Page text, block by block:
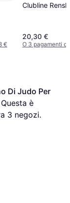
€
Clubline
20,30 €
O 3 pagamenti di
Di Judo Per
è
3 negozi.